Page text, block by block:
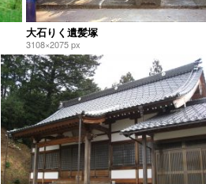
大石りく遺髪塚
3108×2075 px